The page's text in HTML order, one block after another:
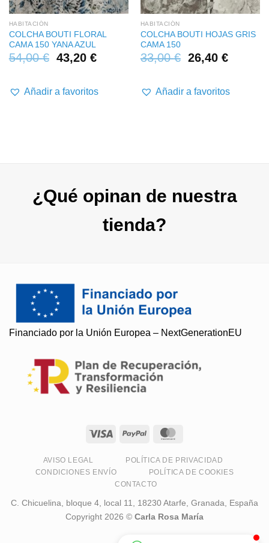
HABITACIÓN
COLCHA BOUTI FLORAL
CAMA 150 YANA AZUL
54,00€ 43,20 €
Añadir a favoritos
HABITACIÓN
COLCHA BOUTI HOJAS GRIS
CAMA 150
33,00€ 26,40 €
Añadir a favoritos
¿Qué opinan de nuestra
tienda?
Financiado por la Unión Europea – NextGenerationEU
AVISO LEGAL
POLÍTICA DE PRIVACIDAD
CONDICIONES ENVÍO
POLÍTICA DE COOKIES
CONTACTO
C. Chicuelina, bloque 4, local 11, 18230 Atarfe, Granada, España
Copyright 2026 © Carla Rosa María
Soy Paqui, ¿Te ayudo?
Resuelvo todas tus preguntas